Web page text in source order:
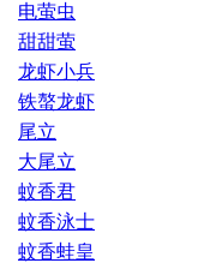
电萤虫
甜甜萤
龙虾小兵
铁螯龙虾
尾立
大尾立
蚊香君
蚊香泳士
蚊香蛙皇